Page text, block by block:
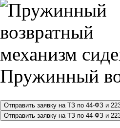
Пружинный